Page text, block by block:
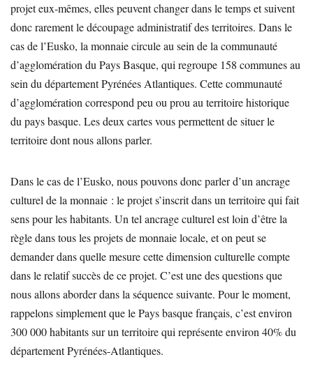
projet eux-mêmes, elles peuvent changer dans le temps et suivent
donc rarement le découpage administratif des territoires. Dans le
cas de l’Eusko, la monnaie circule au sein de la communauté
d’agglomération du Pays Basque, qui regroupe 158 communes au
sein du département Pyrénées Atlantiques. Cette communauté
d’agglomération correspond peu ou prou au territoire historique
du pays basque. Les deux cartes vous permettent de situer le
territoire dont nous allons parler.
Dans le cas de l’Eusko, nous pouvons donc parler d’un ancrage
culturel de la monnaie : le projet s’inscrit dans un territoire qui fait
sens pour les habitants. Un tel ancrage culturel est loin d’être la
règle dans tous les projets de monnaie locale, et on peut se
demander dans quelle mesure cette dimension culturelle compte
dans le relatif succès de ce projet. C’est une des questions que
nous allons aborder dans la séquence suivante. Pour le moment,
rappelons simplement que le Pays basque français, c’est environ
300 000 habitants sur un territoire qui représente environ 40% du
département Pyrénées-Atlantiques.